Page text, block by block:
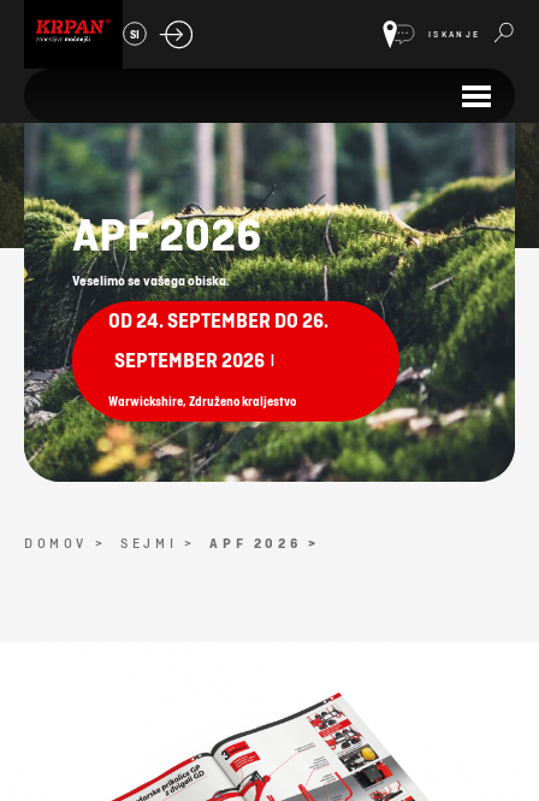
SI ISKANJE
Sejmi
APF 2026
Veselimo se vašega obiska.
OD 24. SEPTEMBER DO 26.
SEPTEMBER 2026
Warwickshire, Združeno kraljestvo
DOMOV > SEJMI > APF 2026 >